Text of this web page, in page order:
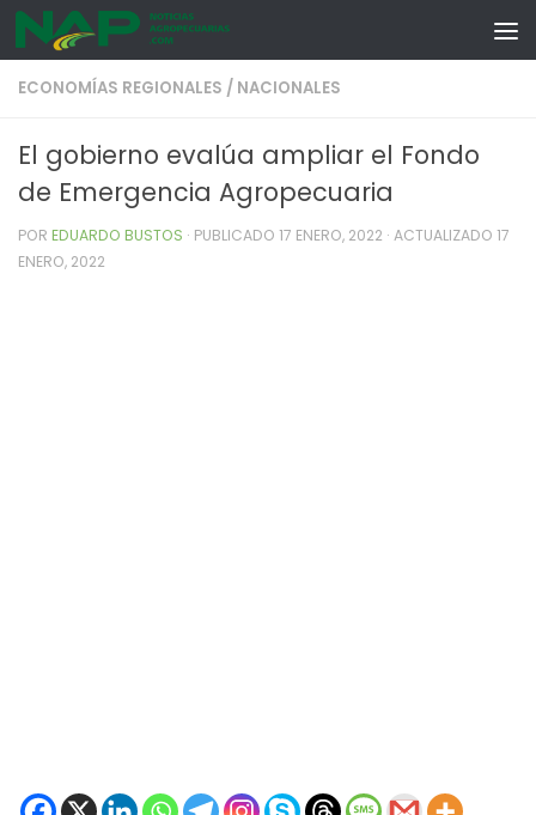
Skip to content
ECONOMÍAS REGIONALES / NACIONALES
El gobierno evalúa ampliar el Fondo
de Emergencia Agropecuaria
POR EDUARDO BUSTOS · PUBLICADO 17 ENERO, 2022 · ACTUALIZADO 17
ENERO, 2022